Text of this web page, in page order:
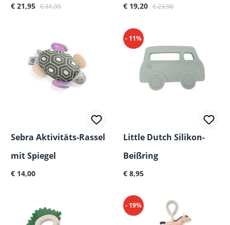
Verkaufspreis:
€ 21,95 Regulärer Preis:
€ 31,95 Verkaufspreis:
€ 19,20 Regulärer Preis:
€ 23,90
Sebra Aktivitäts-Rassel
mit Spiegel
Regulärer Preis:
€ 14,00
- 11%
Little Dutch Silikon-
Beißring
Regulärer Preis:
€ 8,95
- 19%